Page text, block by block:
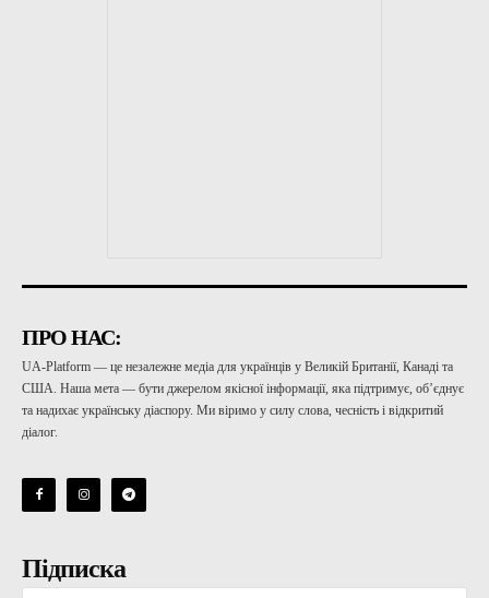
ПРО НАС:
UA-Platform — це незалежне медіа для українців у Великій Британії, Канаді та
США. Наша мета — бути джерелом якісної інформації, яка підтримує, об’єднує
та надихає українську діаспору. Ми віримо у силу слова, чесність і відкритий
діалог.
Підписка